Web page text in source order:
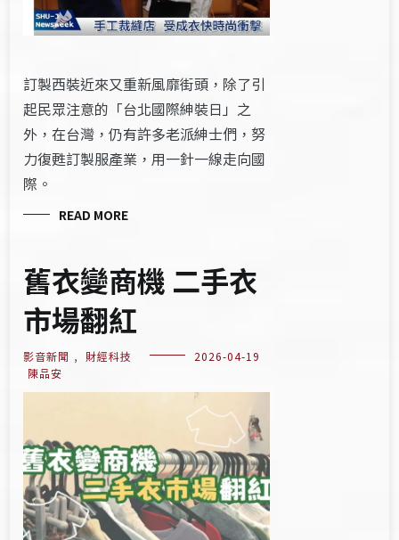
訂製西裝近來又重新風靡街頭，除了引
起民眾注意的「台北國際紳裝日」之
外，在台灣，仍有許多老派紳士們，努
力復甦訂製服產業，用一針一線走向國
際。
READ MORE
舊衣變商機 二手衣
市場翻紅
影音新聞 , 財經科技
2026-04-19
陳品安